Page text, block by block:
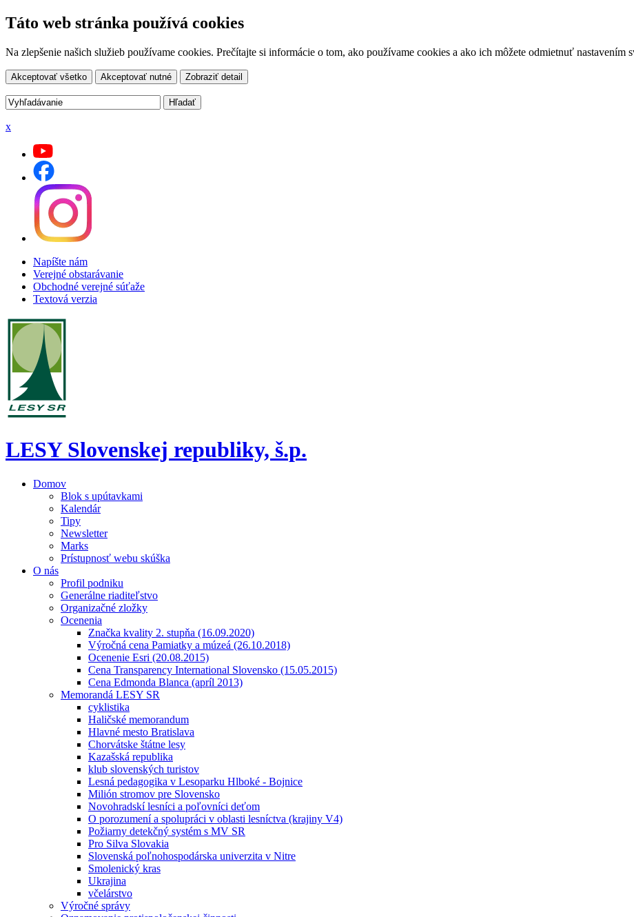
Táto web stránka používá cookies
Na zlepšenie našich služieb používame cookies. Prečítajte si informácie o tom, ako používame cookies a ako ich môžete odmietnuť nastavením
Akceptovať všetko Akceptovať nutné Zobraziť detail
x
Napíšte nám
Verejné obstarávanie
Obchodné verejné súťaže
Textová verzia
LESY Slovenskej republiky, š.p.
Domov
Blok s upútavkami
Kalendár
Tipy
Newsletter
Marks
Prístupnosť webu skúška
O nás
Profil podniku
Generálne riaditeľstvo
Organizačné zložky
Ocenenia
Značka kvality 2. stupňa (16.09.2020)
Výročná cena Pamiatky a múzeá (26.10.2018)
Ocenenie Esri (20.08.2015)
Cena Transparency International Slovensko (15.05.2015)
Cena Edmonda Blanca (apríl 2013)
Memorandá LESY SR
cyklistika
Haličské memorandum
Hlavné mesto Bratislava
Chorvátske štátne lesy
Kazašská republika
klub slovenských turistov
Lesná pedagogika v Lesoparku Hlboké - Bojnice
Milión stromov pre Slovensko
Novohradskí lesníci a poľovníci deťom
O porozumení a spolupráci v oblasti lesníctva (krajiny V4)
Požiarny detekčný systém s MV SR
Pro Silva Slovakia
Slovenská poľnohospodárska univerzita v Nitre
Smolenický kras
Ukrajina
včelárstvo
Výročné správy